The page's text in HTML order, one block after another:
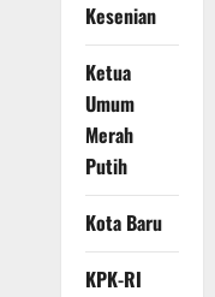
Kesenian
Ketua
Umum
Merah
Putih
Kota Baru
KPK-RI